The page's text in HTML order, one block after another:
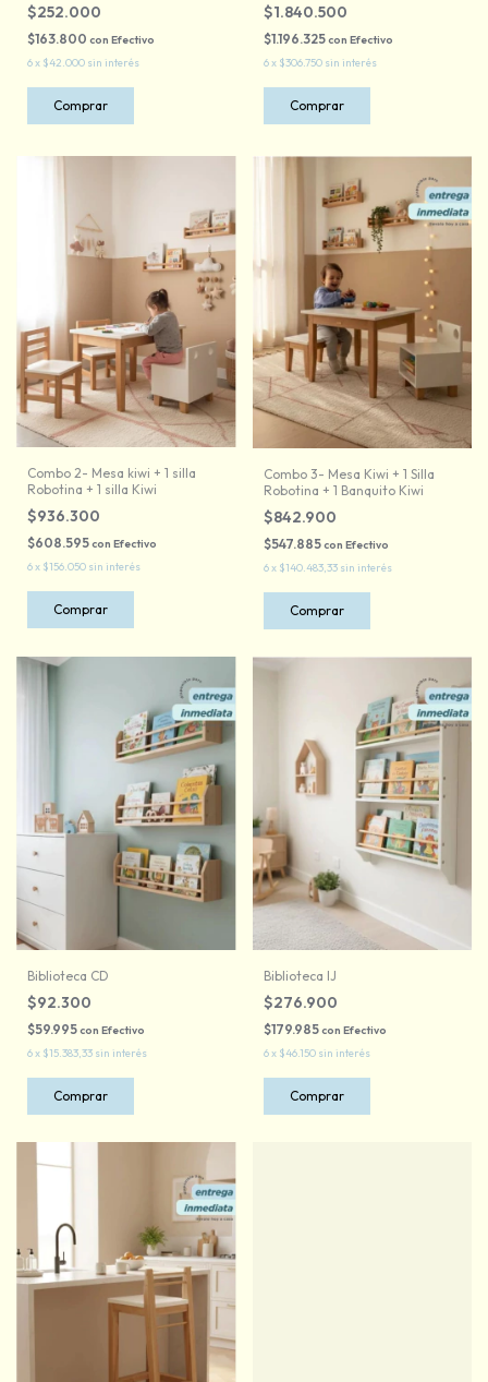
$252.000
$163.800 con Efectivo
6x $42.000 sin interés
$1.840.500
$1.196.325con Efectivo
6x $306.750 sin interés
Combo 2- Mesa kiwi + 1 silla
Robotina + 1 silla Kiwi
$936.300
$608.595con Efectivo
6x $156.050 sin interés
Comprar
Combo 3- Mesa Kiwi + 1 Silla
Robotina + 1 Banquito Kiwi
$842.900
$547.885con Efectivo
6x $140.483,33 sin interés
Comprar
Biblioteca CD
$92.300
$59.995con Efectivo
6x $15.383,33 sin interés
Comprar
Biblioteca IJ
$276.900
$179.985con Efectivo
6x $46.150 sin interés
Comprar